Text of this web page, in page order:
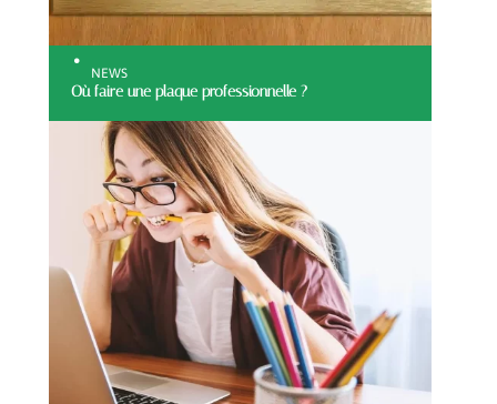
NEWS
Où faire une plaque professionnelle ?